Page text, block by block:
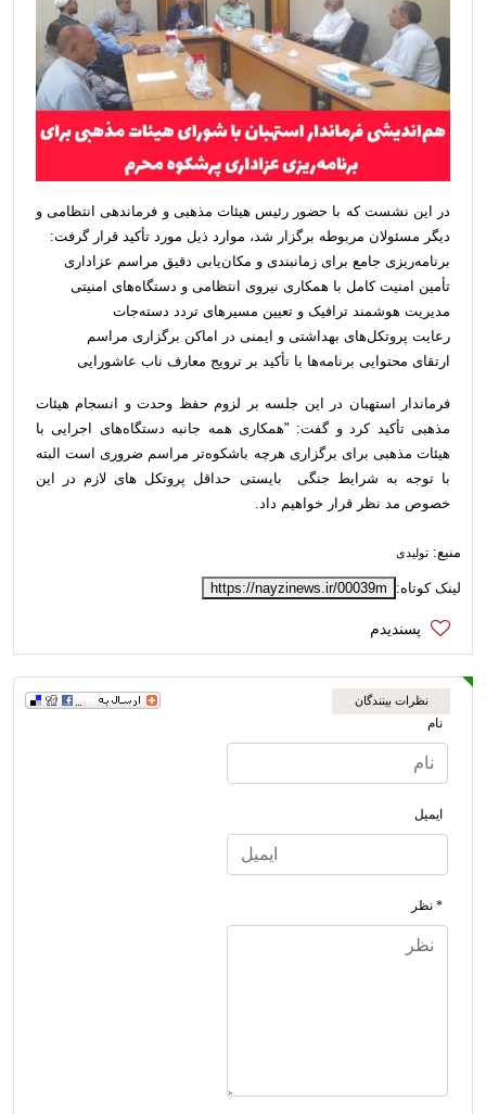
در این نشست که با حضور رئیس هیئات مذهبی و فرماندهی انتظامی و
دیگر مسئولان مربوطه برگزار شد، موارد ذیل مورد تأکید قرار گرفت:
برنامه‌ریزی جامع برای زمانبندی و مکان‌یابی دقیق مراسم عزاداری
تأمین امنیت کامل با همکاری نیروی انتظامی و دستگاه‌های امنیتی
مدیریت هوشمند ترافیک و تعیین مسیرهای تردد دسته‌جات
رعایت پروتکل‌های بهداشتی و ایمنی در اماکن برگزاری مراسم
ارتقای محتوایی برنامه‌ها با تأکید بر ترویج معارف ناب عاشورایی
فرماندار استهبان در این جلسه بر لزوم حفظ وحدت و انسجام هیئات
مذهبی تأکید کرد و گفت: "همکاری همه جانبه دستگاه‌های اجرایی با
هیئات مذهبی برای برگزاری هرچه باشکوه‌تر مراسم ضروری است البته
با توجه به شرایط جنگی بایستی حداقل پروتکل های لازم در این
خصوص مد نظر قرار خواهیم داد.
منبع: تولیدی
لینک کوتاه: https://nayzinews.ir/00039m
نظرات بینندگان
نام
ایمیل
* نظر